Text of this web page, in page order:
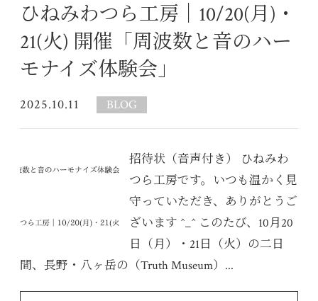
ひねみわつら工房｜10/20(月)・
21(火) 開催「周波数と音のハー
モナイズ体験会」
2025.10.11 BLOG
招待状（音声付き） ひねみわ
つら工房です。いつも温かく見
守っていただき、ありがとうご
ざいます ^_^ このたび、10月20
日（月）・21日（火）の二日
間、長野・八ヶ岳の（Truth Museum）...